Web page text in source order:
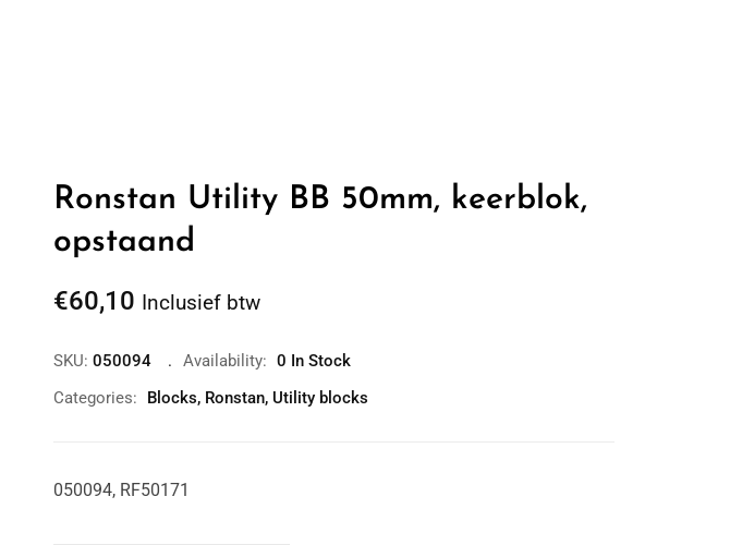
Ronstan Utility BB 50mm, keerblok,
opstaand
€60,10 Inclusief btw
SKU: 050094 Availability: 0 In Stock
Categories:
Blocks, Ronstan, Utility blocks
050094, RF50171